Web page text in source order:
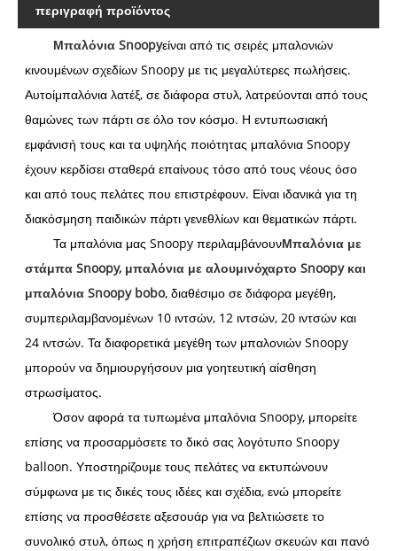
περιγραφή προϊόντος
Μπαλόνια Snoopyείναι από τις σειρές μπαλονιών
κινουμένων σχεδίων Snoopy με τις μεγαλύτερες πωλήσεις.
Αυτοίμπαλόνια λατέξ, σε διάφορα στυλ, λατρεύονται από τους
θαμώνες των πάρτι σε όλο τον κόσμο. Η εντυπωσιακή
εμφάνισή τους και τα υψηλής ποιότητας μπαλόνια Snoopy
έχουν κερδίσει σταθερά επαίνους τόσο από τους νέους όσο
και από τους πελάτες που επιστρέφουν. Είναι ιδανικά για τη
διακόσμηση παιδικών πάρτι γενεθλίων και θεματικών πάρτι.
Τα μπαλόνια μας Snoopy περιλαμβάνουνΜπαλόνια με
στάμπα Snoopy, μπαλόνια με αλουμινόχαρτο Snoopy και
μπαλόνια Snoopy bobo, διαθέσιμο σε διάφορα μεγέθη,
συμπεριλαμβανομένων 10 ιντσών, 12 ιντσών, 20 ιντσών και
24 ιντσών. Τα διαφορετικά μεγέθη των μπαλονιών Snoopy
μπορούν να δημιουργήσουν μια γοητευτική αίσθηση
στρωσίματος.
Όσον αφορά τα τυπωμένα μπαλόνια Snoopy, μπορείτε
επίσης να προσαρμόσετε το δικό σας λογότυπο Snoopy
balloon. Υποστηρίζουμε τους πελάτες να εκτυπώνουν
σύμφωνα με τις δικές τους ιδέες και σχέδια, ενώ μπορείτε
επίσης να προσθέσετε αξεσουάρ για να βελτιώσετε το
συνολικό στυλ, όπως η χρήση επιτραπέζιων σκευών και πανό